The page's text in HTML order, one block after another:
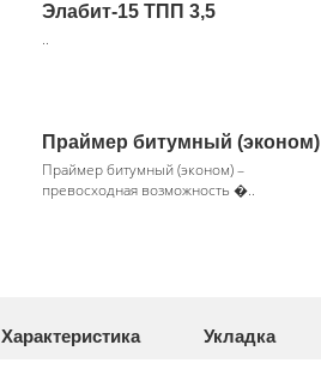
Элабит-15 ТПП 3,5
..
Праймер битумный (эконом)
Праймер битумный (эконом) –
превосходная возможность �..
Характеристика Укладка